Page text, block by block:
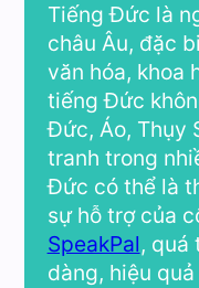
Tiếng Đức là
châu Âu, đặc
văn hóa, khoa
tiếng Đức
Đức, Áo, Thụy
tranh trong
Đức có thể là
sự hỗ trợ của
SpeakPal, quá
dàng, hiệu